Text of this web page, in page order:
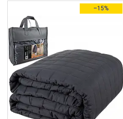
Особливості
З віджимом, З плоским мопо
З кришкою Складані 1
З кришкою, Складные, З
ручками
Место для отдыха 1
Регулювання нахилу,
–15%